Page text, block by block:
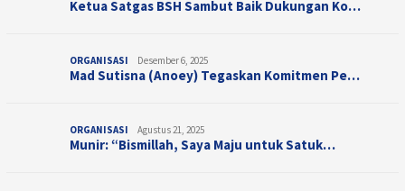
Ketua Satgas BSH Sambut Baik Dukungan Ko…
ORGANISASI Desember 6, 2025
Mad Sutisna (Anoey) Tegaskan Komitmen Pe…
ORGANISASI Agustus 21, 2025
Munir: “Bismillah, Saya Maju untuk Satuk…